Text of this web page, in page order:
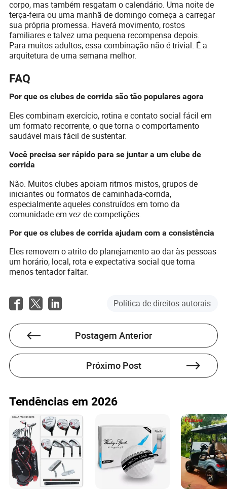
corpo, mas também resgatam o calendário. Uma noite de
terça-feira ou uma manhã de domingo começa a carregar
sua própria promessa. Haverá movimento, rostos
familiares e talvez uma pequena recompensa depois.
Para muitos adultos, essa combinação não é trivial. É a
arquitetura de uma semana melhor.
FAQ
Por que os clubes de corrida são tão populares agora
Eles combinam exercício, rotina e contato social fácil em
um formato recorrente, o que torna o comportamento
saudável mais fácil de sustentar.
Você precisa ser rápido para se juntar a um clube de
corrida
Não. Muitos clubes apoiam ritmos mistos, grupos de
iniciantes ou formatos de caminhada-corrida,
especialmente aqueles construídos em torno da
comunidade em vez de competições.
Por que os clubes de corrida ajudam com a consistência
Eles removem o atrito do planejamento ao dar às pessoas
um horário, local, rota e expectativa social que torna
menos tentador faltar.
Política de direitos autorais
Postagem Anterior
Próximo Post
Tendências em 2026